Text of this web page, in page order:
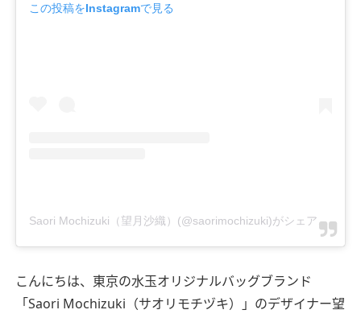
この投稿をInstagramで見る
Saori Mochizuki（望月沙織）(@saorimochizuki)がシェアした投稿
こんにちは、東京の水玉オリジナルバッグブランド
「Saori Mochizuki（サオリモチヅキ）」のデザイナー望